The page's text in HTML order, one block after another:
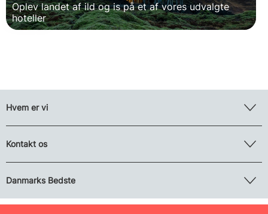
Oplev landet af ild og is på et af vores udvalgte
hoteller
Hvem er vi
Kontakt os
Danmarks Bedste